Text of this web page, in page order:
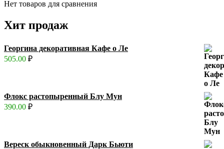
Нет товаров для сравнения
Хит продаж
Георгина декоративная Кафе о Ле
505.00 ₽
Флокс растопыренный Блу Мун
390.00 ₽
Вереск обыкновенный Дарк Бьюти